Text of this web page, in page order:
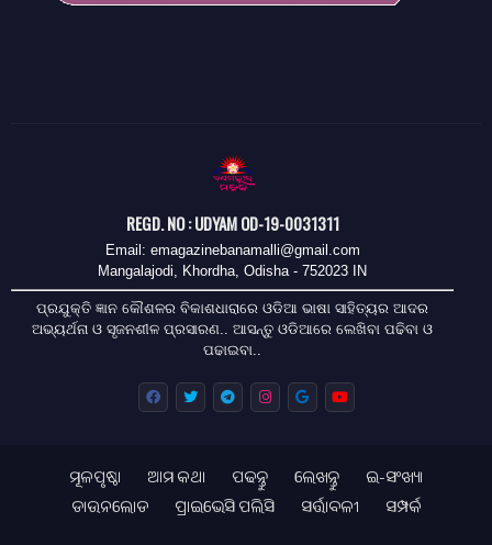
REGD. NO : UDYAM OD-19-0031311
Email: emagazinebanamalli@gmail.com
Mangalajodi, Khordha, Odisha - 752023 IN
ପ୍ରଯୁକ୍ତି ଜ୍ଞାନ କୌଶଳର ବିକାଶଧାରାରେ ଓଡିଆ ଭାଷା ସାହିତ୍ୟର ଆଦର
ଅଭ୍ୟର୍ଥନା ଓ ସୃଜନଶୀଳ ପ୍ରସାରଣ.. ଆସନ୍ତୁ ଓଡିଆରେ ଲେଖିବା ପଢିବା ଓ
ପଢାଇବା..
ମୂଳପୃଷ୍ଠା ଆମ କଥା ପଢନ୍ତୁ ଲେଖନ୍ତୁ
ଇ-ସଂଖ୍ୟା
ଡାଉନଲୋଡ
ପ୍ରାଇଭେସି ପଲିସି ସର୍ତ୍ତାବଳୀ ସମ୍ପର୍କ